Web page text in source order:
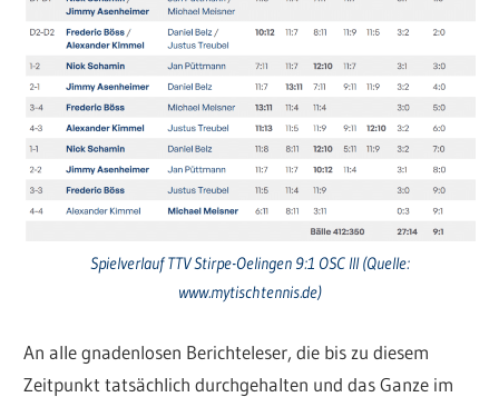
Spielverlauf TTV Stirpe-Oelingen 9:1 OSC III (Quelle:
www.mytischtennis.de)
An alle gnadenlosen Berichteleser, die bis zu diesem
Zeitpunkt tatsächlich durchgehalten und das Ganze im